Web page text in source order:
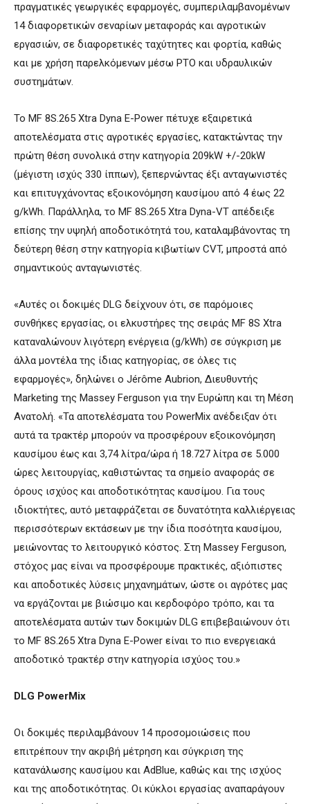
πραγματικές γεωργικές εφαρμογές, συμπεριλαμβανομένων
14 διαφορετικών σεναρίων μεταφοράς και αγροτικών
εργασιών, σε διαφορετικές ταχύτητες και φορτία, καθώς
και με χρήση παρελκόμενων μέσω PTO και υδραυλικών
συστημάτων.
Το MF 8S.265 Xtra Dyna E-Power πέτυχε εξαιρετικά
αποτελέσματα στις αγροτικές εργασίες, κατακτώντας την
πρώτη θέση συνολικά στην κατηγορία 209kW +/-20kW
(μέγιστη ισχύς 330 ίππων), ξεπερνώντας έξι ανταγωνιστές
και επιτυγχάνοντας εξοικονόμηση καυσίμου από 4 έως 22
g/kWh. Παράλληλα, το MF 8S.265 Xtra Dyna-VT απέδειξε
επίσης την υψηλή αποδοτικότητά του, καταλαμβάνοντας τη
δεύτερη θέση στην κατηγορία κιβωτίων CVT, μπροστά από
σημαντικούς ανταγωνιστές.
«Αυτές οι δοκιμές DLG δείχνουν ότι, σε παρόμοιες
συνθήκες εργασίας, οι ελκυστήρες της σειράς MF 8S Xtra
καταναλώνουν λιγότερη ενέργεια (g/kWh) σε σύγκριση με
άλλα μοντέλα της ίδιας κατηγορίας, σε όλες τις
εφαρμογές», δηλώνει ο Jérôme Aubrion, Διευθυντής
Marketing της Massey Ferguson για την Ευρώπη και τη Μέση
Ανατολή. «Τα αποτελέσματα του PowerMix ανέδειξαν ότι
αυτά τα τρακτέρ μπορούν να προσφέρουν εξοικονόμηση
καυσίμου έως και 3,74 λίτρα/ώρα ή 18.727 λίτρα σε 5.000
ώρες λειτουργίας, καθιστώντας τα σημείο αναφοράς σε
όρους ισχύος και αποδοτικότητας καυσίμου. Για τους
ιδιοκτήτες, αυτό μεταφράζεται σε δυνατότητα καλλιέργειας
περισσότερων εκτάσεων με την ίδια ποσότητα καυσίμου,
μειώνοντας το λειτουργικό κόστος. Στη Massey Ferguson,
στόχος μας είναι να προσφέρουμε πρακτικές, αξιόπιστες
και αποδοτικές λύσεις μηχανημάτων, ώστε οι αγρότες μας
να εργάζονται με βιώσιμο και κερδοφόρο τρόπο, και τα
αποτελέσματα αυτών των δοκιμών DLG επιβεβαιώνουν ότι
το MF 8S.265 Xtra Dyna E-Power είναι το πιο ενεργειακά
αποδοτικό τρακτέρ στην κατηγορία ισχύος του.»
DLG PowerMix
Οι δοκιμές περιλαμβάνουν 14 προσομοιώσεις που
επιτρέπουν την ακριβή μέτρηση και σύγκριση της
κατανάλωσης καυσίμου και AdBlue, καθώς και της ισχύος
και της αποδοτικότητας. Οι κύκλοι εργασίας αναπαράγουν